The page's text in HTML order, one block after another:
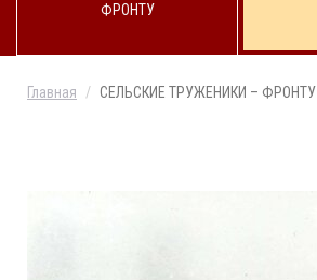
ФРОНТУ
Главная СЕЛЬСКИЕ ТРУЖЕНИКИ – ФРОНТУ